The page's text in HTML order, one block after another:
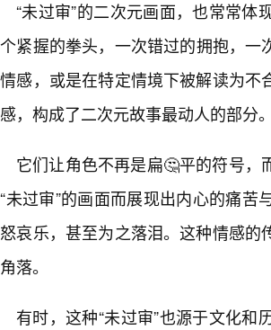
“未过审”的二次元画面，也常常
紧握的拳头，一次错过的拥抱，
感，或是在特定情境下被解读为
，构成了二次元故事最动人的部分
它们让角色不再是扁🤔平的符号
未过审”的画面而展现出内心的痛
哀乐，甚至为之落泪。这种情感
落。
有时，这种“未过审”也源于文化